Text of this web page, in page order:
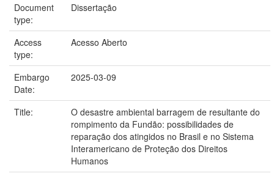
Document
type:
Dissertação
Access
type:
Acesso Aberto
Embargo
Date:
2025-03-09
Title:
O desastre ambiental barragem de resultante do
rompimento da Fundão: possibilidades de
reparação dos atingidos no Brasil e no Sistema
Interamericano de Proteção dos Direitos
Humanos